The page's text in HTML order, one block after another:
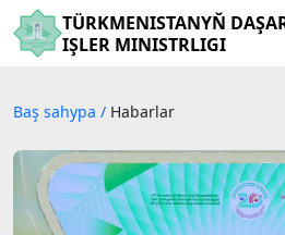
TÜRKMENISTANYŇ
IŞLER MINISTRLIGI
Baş sahypa / Habarlar